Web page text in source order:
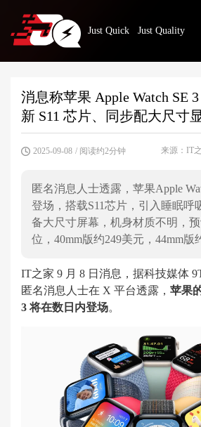
Just Quick Just Quality
消息称苹果 Apple Watch SE
新 S11 芯片、同步配大尺寸
2025-09-08 / 阅读约2分钟 来源：IT
匿名消息人士透露，苹果Apple
登场，搭载S11芯片，引入睡眠呼
备大尺寸屏幕，机身材质不明，
位，40mm版约249美元，44mm版
IT之家 9 月 8 日消息，据科技媒体
匿名消息人士在 X 平台透露， 苹果
3 将在数日内登场。